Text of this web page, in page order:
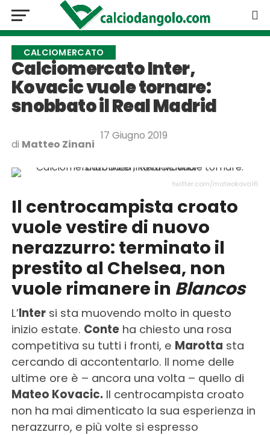
CALCIOMERCATO
Calciomercato Inter,
Kovacic vuole tornare:
snobbato il Real Madrid
di Matteo Zinani
17 Giugno 2019
twitter.com/mateokova16
Il centrocampista croato
vuole vestire di nuovo
nerazzurro: terminato il
prestito al Chelsea, non
vuole rimanere in Blancos
L’Intersi sta muovendo molto in questo
inizio estate. Conteha chiesto una rosa
competitiva su tutti i fronti, e Marotta sta
cercando di accontentarlo. Il nome delle
ultime ore è – ancora una volta – quello di
Mateo Kovacic. Il centrocampista croato
non ha mai dimenticato la sua esperienza in
nerazzurro, e più volte si espresso